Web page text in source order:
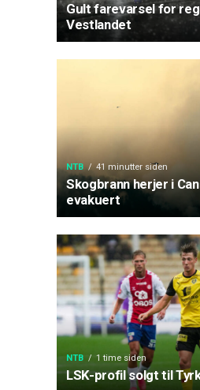
Gult farevarsel for
Vestlandet
NTB 41 minutter siden
Skogbrann herjer i
evakuert
NTB 1 time siden
LSK-profil solgt til